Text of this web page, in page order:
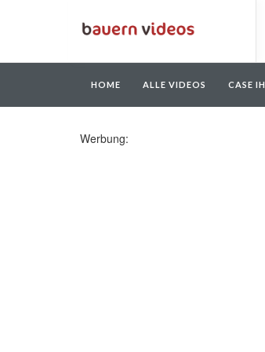
HOME ALLE VIDEOS CASE IH
Werbung: